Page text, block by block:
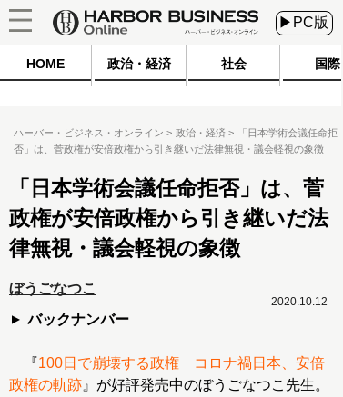
▶PC版
HOME 政治・経済 社会 国際
ハーバー・ビジネス・オンライン 政治・経済
「日本学術会議任命拒
否」は、菅政権が安倍政権から引き継いだ法律無視・議会軽視の象徴
「日本学術会議任命拒否」は、菅
政権が安倍政権から引き継いだ法
律無視・議会軽視の象徴
ぼうごなつこ
バックナンバー
2020.10.12
『100日で崩壊する政権 コロナ禍日本、安倍
政権の軌跡 』が好評発売中のぼうごなつこ先生。